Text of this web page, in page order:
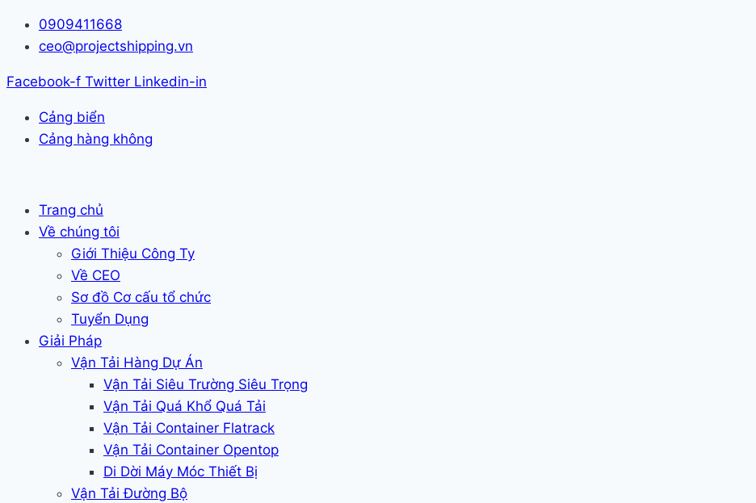
Skip
0909411668
ceo@projectshipping.vn
Facebook-f Twitter Linkedin-in
Cảng biển
Cảng hàng không
Trang chủ
Về chúng tôi
Giới Thiệu Công Ty
Về CEO
Sơ đồ Cơ cấu tổ chức
Tuyển Dụng
Giải Pháp
Vận Tải Hàng Dự Án
Vận Tải Siêu Trường Siêu Trọng
Vận Tải Quá Khổ Quá Tải
Vận Tải Container Flatrack
Vận Tải Container Opentop
Di Dời Máy Móc Thiết Bị
Vận Tải Đường Bộ